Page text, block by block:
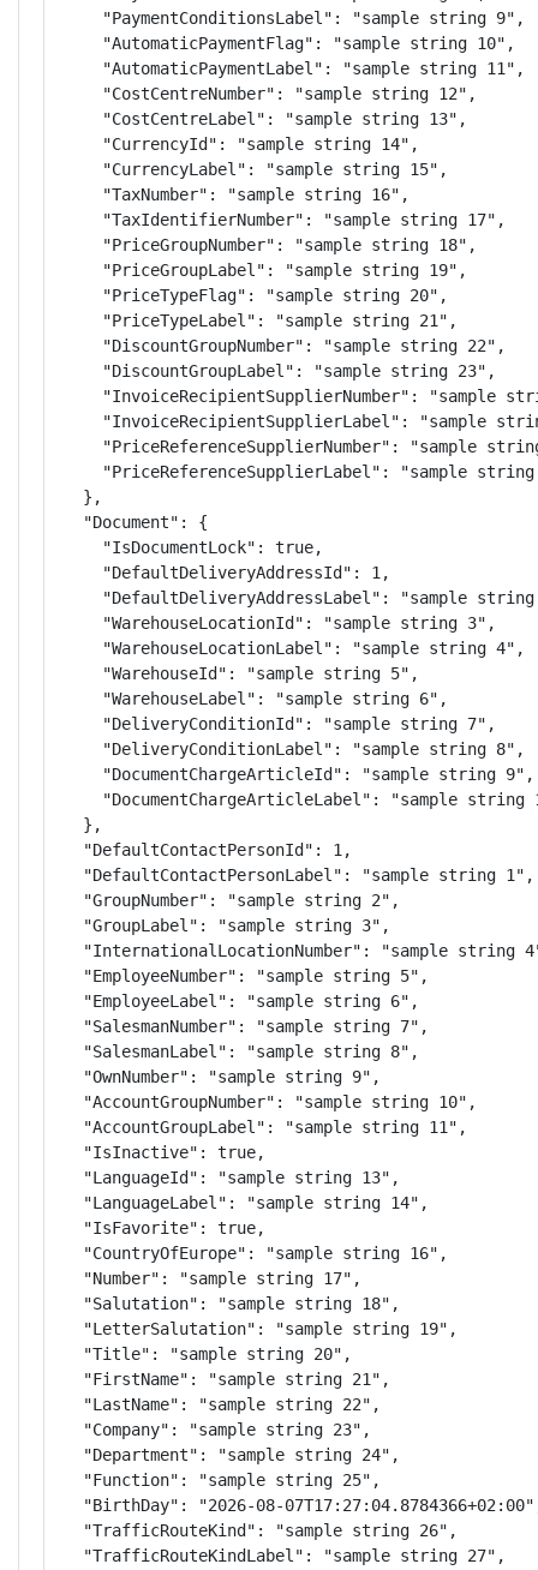
    "PaymentConditionsLabel": "sample string 9",
    "AutomaticPaymentFlag": "sample string 10",
    "AutomaticPaymentLabel": "sample string 11",
    "CostCentreNumber": "sample string 12",
    "CostCentreLabel": "sample string 13",
    "CurrencyId": "sample string 14",
    "CurrencyLabel": "sample string 15",
    "TaxNumber": "sample string 16",
    "TaxIdentifierNumber": "sample string 17",
    "PriceGroupNumber": "sample string 18",
    "PriceGroupLabel": "sample string 19",
    "PriceTypeFlag": "sample string 20",
    "PriceTypeLabel": "sample string 21",
    "DiscountGroupNumber": "sample string 22",
    "DiscountGroupLabel": "sample string 23",
"InvoiceRecipientSupplierNumber": "sample
"InvoiceRecipientSupplierLabel": "sample
"PriceReferenceSupplierNumber": "sample
"PriceReferenceSupplierLabel": "sample string
  },
  "Document": {
    "IsDocumentLock": true,
    "DefaultDeliveryAddressId": 1,
"DefaultDeliveryAddressLabel": "sample string
    "WarehouseLocationId": "sample string 3",
    "WarehouseLocationLabel": "sample string 4",
    "WarehouseId": "sample string 5",
    "WarehouseLabel": "sample string 6",
    "DeliveryConditionId": "sample string 7",
    "DeliveryConditionLabel": "sample string 8",
    "DocumentChargeArticleId": "sample string 9",
"DocumentChargeArticleLabel": "sample string
  },
  "DefaultContactPersonId": 1,
  "DefaultContactPersonLabel": "sample string 1",
  "GroupNumber": "sample string 2",
  "GroupLabel": "sample string 3",
"InternationalLocationNumber": "sample string
  "EmployeeNumber": "sample string 5",
  "EmployeeLabel": "sample string 6",
  "SalesmanNumber": "sample string 7",
  "SalesmanLabel": "sample string 8",
  "OwnNumber": "sample string 9",
  "AccountGroupNumber": "sample string 10",
  "AccountGroupLabel": "sample string 11",
  "IsInactive": true,
  "LanguageId": "sample string 13",
  "LanguageLabel": "sample string 14",
  "IsFavorite": true,
  "CountryOfEurope": "sample string 16",
  "Number": "sample string 17",
  "Salutation": "sample string 18",
  "LetterSalutation": "sample string 19",
  "Title": "sample string 20",
  "FirstName": "sample string 21",
  "LastName": "sample string 22",
  "Company": "sample string 23",
  "Department": "sample string 24",
  "Function": "sample string 25",
"BirthDay": "2026-08-
  "TrafficRouteKind": "sample string 26",
  "TrafficRouteKindLabel": "sample string 27",